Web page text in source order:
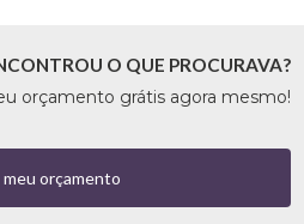
O QUE PROCURAVA?
orçamento grátis agora mesmo!
orçamento